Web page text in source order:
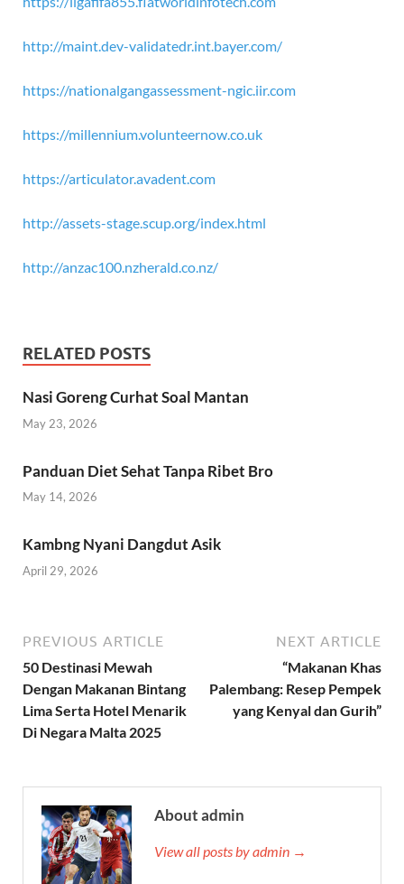
http://maint.dev-validatedr.int.bayer.com/
https://nationalgangassessment-ngic.iir.com
https://millennium.volunteernow.co.uk
https://articulator.avadent.com
http://assets-stage.scup.org/index.html
http://anzac100.nzherald.co.nz/
RELATED POSTS
Nasi Goreng Curhat Soal Mantan
May 23, 2026
Panduan Diet Sehat Tanpa Ribet Bro
May 14, 2026
Kambng Nyani Dangdut Asik
April 29, 2026
PREVIOUS ARTICLE
50 Destinasi Mewah
Dengan Makanan Bintang
Lima Serta Hotel Menarik
Di Negara Malta 2025
NEXT ARTICLE
“Makanan Khas
Palembang: Resep Pempek
yang Kenyal dan Gurih”
About admin
View all posts by admin →